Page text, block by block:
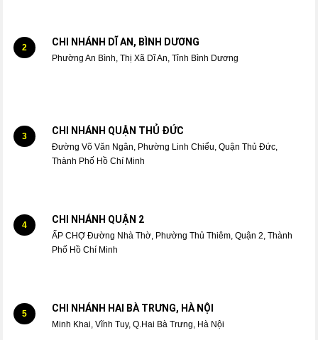
2 CHI NHÁNH DĨ AN, BÌNH DƯƠNG
Phường An Bình, Thị Xã Dĩ An, Tỉnh Bình Dương
3 CHI NHÁNH QUẬN THỦ ĐỨC
Đường Võ Văn Ngân, Phường Linh Chiểu, Quận Thủ Đức,
Thành Phố Hồ Chí Minh
4 CHI NHÁNH QUẬN 2
ẤP CHỢ Đường Nhà Thờ, Phường Thủ Thiêm, Quận 2, Thành
Phố Hồ Chí Minh
5 CHI NHÁNH HAI BÀ TRƯNG, HÀ NỘI
Minh Khai, Vĩnh Tuy, Q.Hai Bà Trưng, Hà Nội